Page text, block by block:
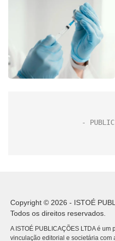
Copyright © 2026 - ISTOÉ
Todos os direitos reservados.
A ISTOÉ PUBLICAÇÕES LTDA é
vinculação editorial e societária com